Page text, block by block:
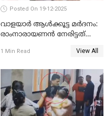
Posted On 19-12-2025
വാളയാർ ആൾക്കൂട്ട മർദനം:
രാംനാരായണൻ നേരിട്ടത്
നാൽപ്പതിലേറെ
റിപ്പോർട്ട്
1 Min Read View All